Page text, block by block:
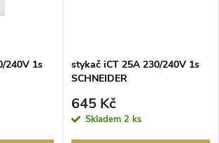
240V 1s
stykač iCT 25A 230/240V 1s
SCHNEIDER
645 Kč
Skladem 2 ks